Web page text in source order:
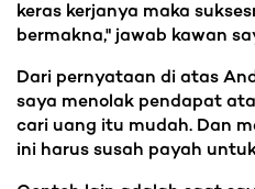
keras kerjanya maka
bermakna," jawab kawan
Dari pernyataan di atas
saya menolak pendapat
cari uang itu mudah. Dan
ini harus susah payah